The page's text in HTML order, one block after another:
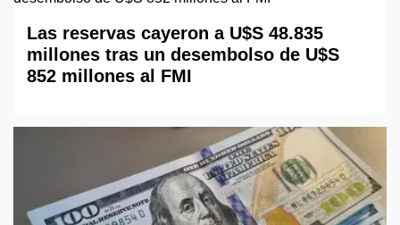
Las reservas cayeron a U$S 48.835
millones tras un desembolso de U$S
852 millones al FMI